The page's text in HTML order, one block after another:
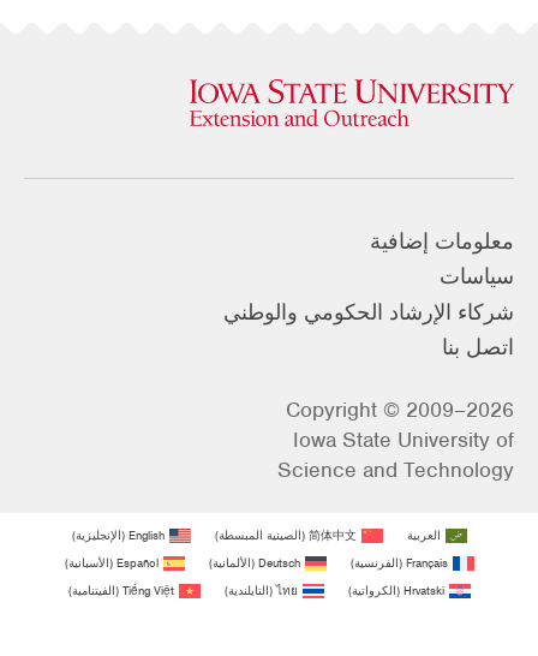
معلومات إضافية
سياسات
شركاء الإرشاد الحكومي والوطني
اتصل بنا
Copyright © 2009–2026
Iowa State University of
Science and Technology
العربية 简体中文
(الصينية المبسطة)
English
(الإنجليزية)
Français
(الفرنسية)
Deutsch
(الألمانية)
Español
(الأسبانية)
Hrvatski
(الكرواتية)
ไทย
(التايلندية)
Tiếng Việt
(الفيتنامية)